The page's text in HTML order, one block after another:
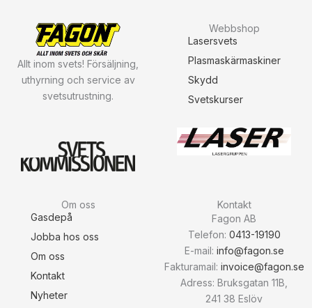
Allt inom svets! Försäljning,
uthyrning och service av
svetsutrustning.
Webbshop
Lasersvets
Plasmaskärmaskiner
Skydd
Svetskurser
Om oss
Gasdepå
Jobba hos oss
Om oss
Kontakt
Nyheter
Kontakt
Fagon AB
Telefon: 0413-19190
E-mail: info@fagon.se
Fakturamail: invoice@fagon.se
Adress: Bruksgatan 11B,
241 38 Eslöv